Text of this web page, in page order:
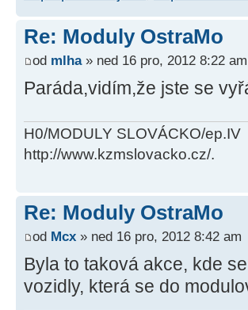
Re: Moduly OstraMo
od mlha» ned 16 pro, 2012 8:22 am
Paráda,vidím,že jste se
H0/MODULY SLOVÁCKO/ep.IV
http://www.kzmslovacko.cz/.
Re: Moduly OstraMo
od Mcx » ned 16 pro, 2012 8:42 am
Byla to taková akce, kde
vozidly, která se do